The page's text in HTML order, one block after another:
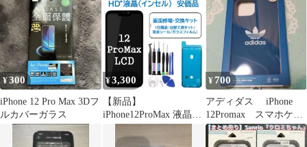
ケース メタモン
¥300
iPhone 12 Pro Max 3Dフ
ルカバーガラス
¥3,300
【新品】
iPhone12ProMax 液晶
（HD+）フロントパネ
ル 画面修理交換 工具付
¥ 700
アディダス iPhone
12Promax スマホケー
ス ロゴ